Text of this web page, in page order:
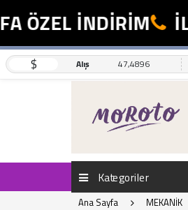
İNDİRİM
$ Alış 47,4896
Kategoriler
Ana Sayfa MEKANİK